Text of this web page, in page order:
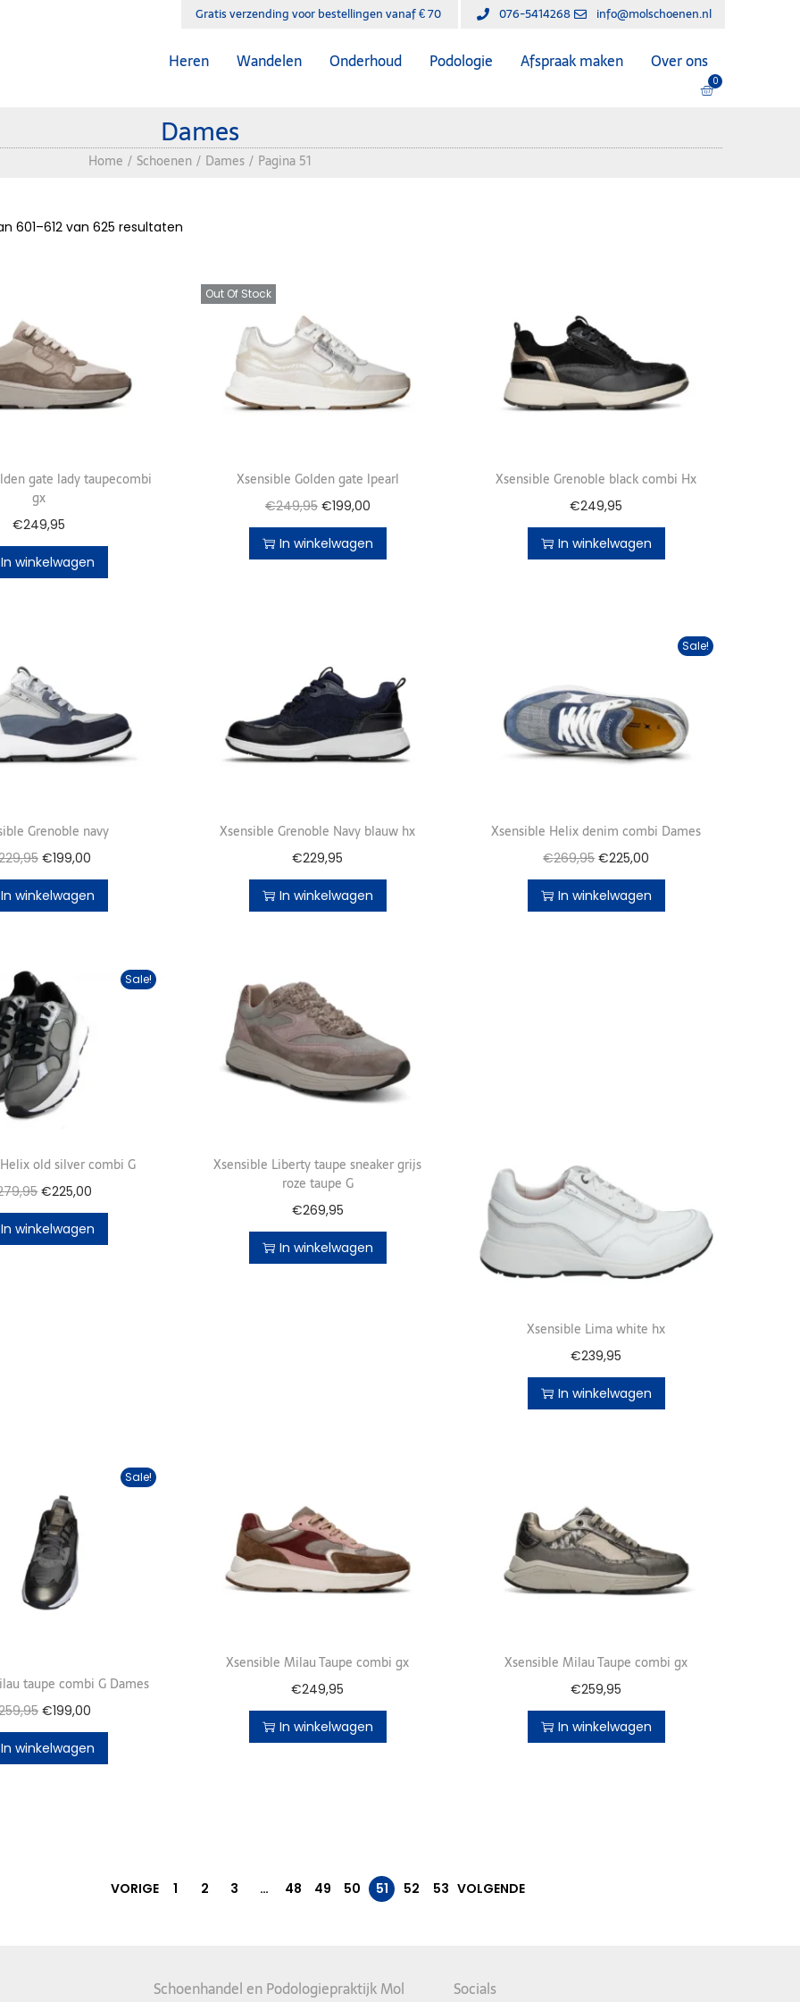
Gratis verzending voor bestellingen vanaf € 70 076-5414268 info@molschoenen.nl
Heren Wandelen Onderhoud Podologie Afspraak maken Over ons
0
Dames
Home / Schoenen / Dames / Pagina 51
601–612 van 625 resultaten
gate lady taupecombi
gx
€249,95
In winkelwagen
Out Of Stock
Xsensible Golden gate lpearl
€249,95 €199,00
In winkelwagen
Xsensible Grenoble black combi Hx
€249,95
In winkelwagen
Grenoble navy
€199,00
In winkelwagen
Xsensible Grenoble Navy blauw hx
€229,95
In winkelwagen
Sale!
Xsensible Helix denim combi Dames
€269,95 €225,00
In winkelwagen
Sale!
old silver combi G
€225,00
In winkelwagen
Xsensible Liberty taupe sneaker grijs
roze taupe G
€269,95
In winkelwagen
Xsensible Lima white hx
€239,95
In winkelwagen
Sale!
taupe combi G Dames
€199,00
In winkelwagen
Xsensible Milau Taupe combi gx
€249,95
In winkelwagen
Xsensible Milau Taupe combi gx
€259,95
In winkelwagen
VORIGE 1 2 3 … 48 49 50 51 52 53 VOLGENDE
Schoenhandel en Podologiepraktijk Mol Socials